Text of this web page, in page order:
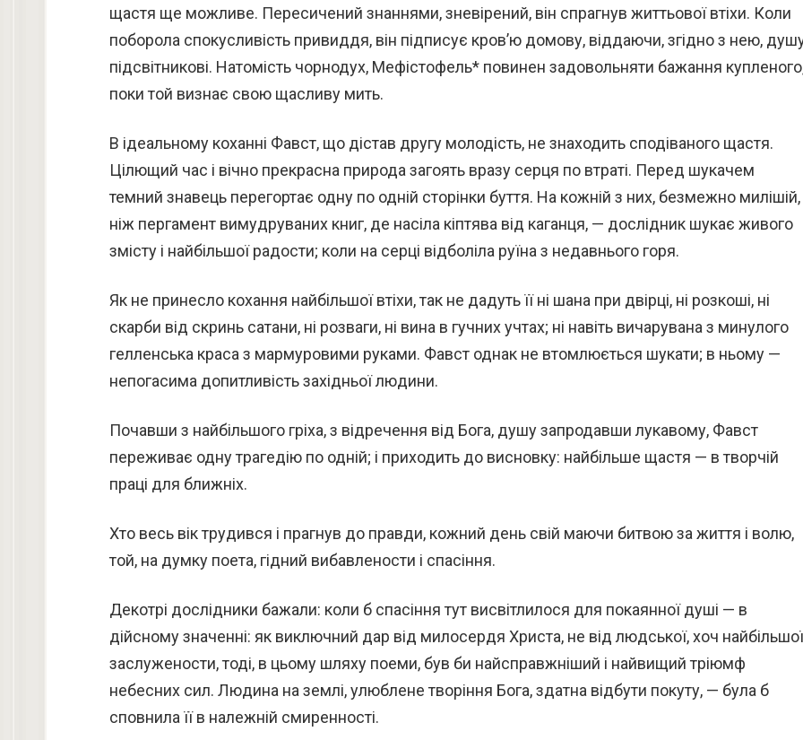
щастя ще можливе. Пересичений знаннями, зневірений, він спрагнув життьової втіхи. Коли
поборола спокусливість привиддя, він підписує кров’ю домову, віддаючи, згідно з нею,
підсвітникові. Натомість чорнодух, Мефістофель* повинен задовольняти бажання
поки той визнає свою щасливу мить.
В ідеальному коханні Фавст, що дістав другу молодість, не знаходить сподіваного щастя.
Цілющий час і вічно прекрасна природа загоять вразу серця по втраті. Перед шукачем
темний знавець перегортає одну по одній сторінки буття. На кожній з них, безмежно милішій,
ніж пергамент вимудруваних книг, де насіла кіптява від каганця, — дослідник шукає живого
змісту і найбільшої радости; коли на серці відболіла руїна з недавнього горя.
Як не принесло кохання найбільшої втіхи, так не дадуть її ні шана при двірці, ні розкоші, ні
скарби від скринь сатани, ні розваги, ні вина в гучних учтах; ні навіть вичарувана з минулого
гелленська краса з мармуровими руками. Фавст однак не втомлюється шукати; в ньому —
непогасима допитливість західньої людини.
Почавши з найбільшого гріха, з відречення від Бога, душу запродавши лукавому, Фавст
переживає одну трагедію по одній; і приходить до висновку: найбільше щастя — в творчій
праці для ближніх.
Хто весь вік трудився і прагнув до правди, кожний день свій маючи битвою за життя і волю,
той, на думку поета, гідний вибавлености і спасіння.
Декотрі дослідники бажали: коли б спасіння тут висвітлилося для покаянної душі — в
дійсному значенні: як виключний дар від милосердя Христа, не від людської, хоч
заслужености, тоді, в цьому шляху поеми, був би найсправжніший і найвищий тріюмф
небесних сил. Людина на землі, улюблене творіння Бога, здатна відбути покуту, — була б
сповнила її в належній смиренності.